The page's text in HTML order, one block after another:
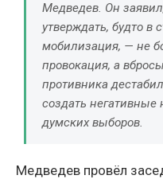
Медведев. Он
утверждать, будто в
мобилизация, — не
провокация, а
противника
создать негативные
думских выборов.
Медведев провёл